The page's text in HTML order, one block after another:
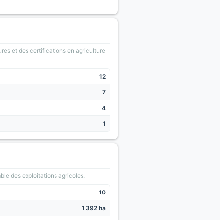
et des certifications en agriculture
12
7
4
1
des exploitations agricoles.
10
1 392 ha